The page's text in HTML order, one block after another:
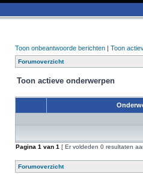
Toon onbeantwoorde berichten | Toon
Forumoverzicht
Toon actieve onderwerpen
Pagina 1 van 1 [ Er voldeden 0 resultaten
Forumoverzicht